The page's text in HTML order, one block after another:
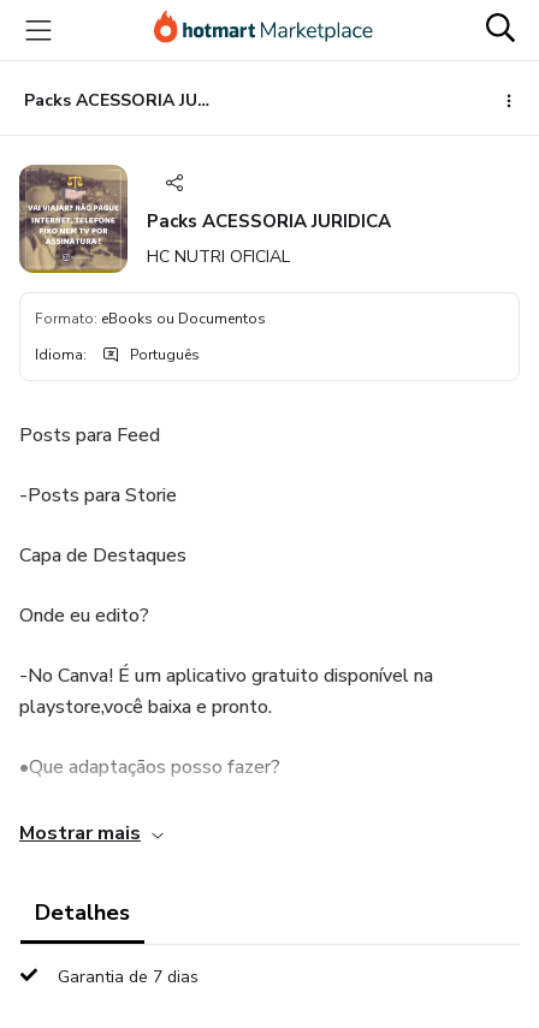
para
conteúdo
principal
para
pagamento
para
rodapé
Packs ACESSORIA JURIDICA
Packs ACESSORIA JURIDICA
HC NUTRI OFICIAL
Formato: eBooks ou Documentos
Idioma: Português
Posts para Feed
-Posts para Storie
Capa de Destaques
Onde eu edito?
-No Canva! É um aplicativo gratuito disponível na
playstore,você baixa e pronto.
•Que adaptaçãos posso fazer?
-Mudar a palheta de cores
-Colocar e retirar textos
Mostrar mais
Detalhes
Garantia de 7 dias